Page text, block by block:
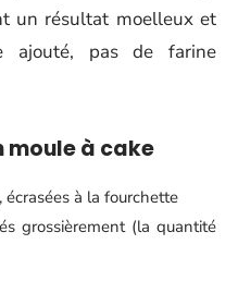
un résultat moelleux et
ajouté, pas de farine
moule à cake
à la fourchette
grossièrement (la quantité